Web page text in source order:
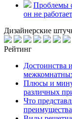
Проблемы
он не
Дизайнерские
Рейтинг
Достоинства
Плюсы и
различных
Что
преимущества